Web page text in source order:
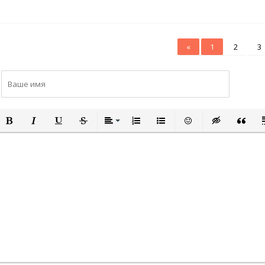
« 1 2 3
КУРСИВПОДЧЕРКНУТЫЙ
ЗАЧЕРКНУТЫЙВЫРАВНИВАНИЕ
НУМЕРОВАННЫЙ СПИСОК
МАРКИРОВАННЫЙ
ВСТАВИТЬВСТАВКА